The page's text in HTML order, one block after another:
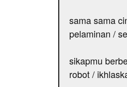
sama sama
pelaminan /
sikapmu
robot /